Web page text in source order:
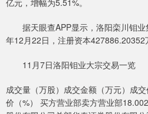
据天眼查APP显示，洛阳栾川钼业
年12月22日，注册资本427886.20352
11月7日洛阳钼业大宗交易一览
成交量（万股）成交金额（万元）成
价（%） 买方营业部卖方营业部